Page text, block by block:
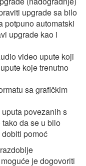
upgrade sa bilo
potpuno automatski
upgrade kao i
video upute koji
koje trenutno
sa grafičkim
povezanih s
da se u bilo
pomoć
je dogovoriti